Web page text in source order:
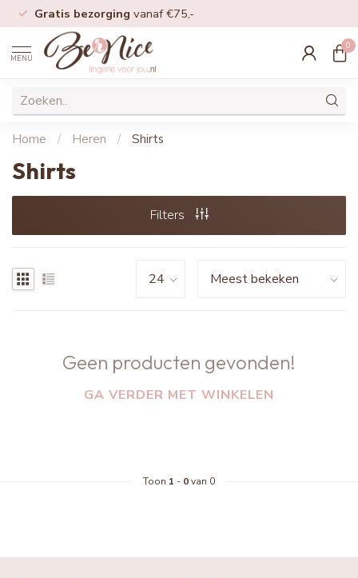
Gratis bezorging vanaf €75,-
MENU
0
Home / Heren / Shirts
Shirts
Filters
Geen producten gevonden!
GA VERDER MET WINKELEN
Toon 1 - 0van 0